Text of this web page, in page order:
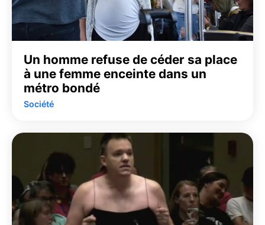
Un homme refuse de céder sa place
à une femme enceinte dans un
métro bondé
Société